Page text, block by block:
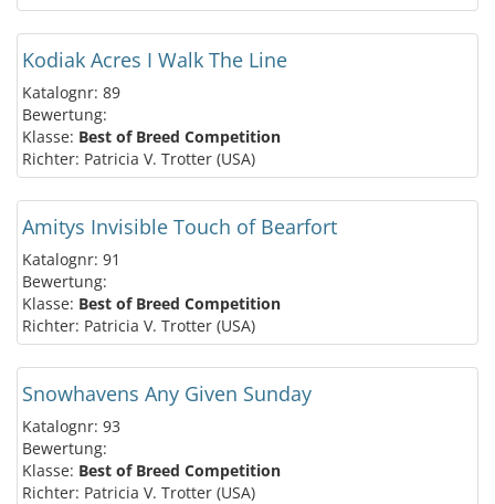
Kodiak Acres I Walk The Line
Katalognr: 89
Bewertung:
Klasse: Best of Breed Competition
Richter: Patricia V. Trotter (USA)
Amitys Invisible Touch of Bearfort
Katalognr: 91
Bewertung:
Klasse: Best of Breed Competition
Richter: Patricia V. Trotter (USA)
Snowhavens Any Given Sunday
Katalognr: 93
Bewertung:
Klasse: Best of Breed Competition
Richter: Patricia V. Trotter (USA)